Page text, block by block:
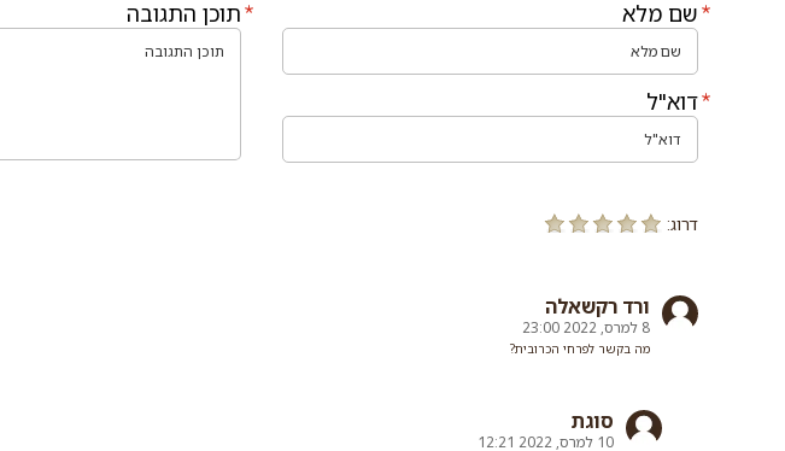
שם מלא
דוא"ל
תוכן התגובה
דרוג:
ורד רקשאלה
8 למרס, 2022 23:00
מה בקשר לפרחי הכרובית?
סוגת
10 למרס, 2022 12:21